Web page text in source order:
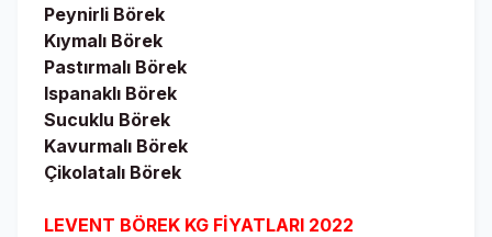
Peynirli Börek
Kıymalı Börek
Pastırmalı Börek
Ispanaklı Börek
Sucuklu Börek
Kavurmalı Börek
Çikolatalı Börek
LEVENT BÖREK KG FİYATLARI 2022